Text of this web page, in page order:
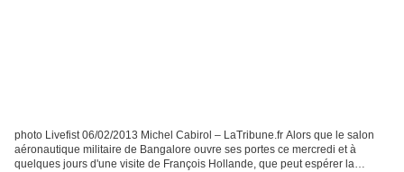
photo Livefist 06/02/2013 Michel Cabirol – LaTribune.fr Alors que le salon
aéronautique militaire de Bangalore ouvre ses portes ce mercredi et à
quelques jours d'une visite de François Hollande, que peut espérer la